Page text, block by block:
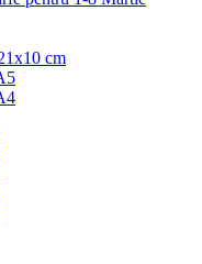
cm